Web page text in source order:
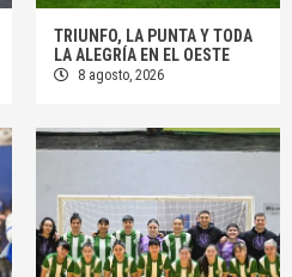
TRIUNFO, LA PUNTA Y TODA
LA ALEGRÍA EN EL OESTE
8 agosto, 2026